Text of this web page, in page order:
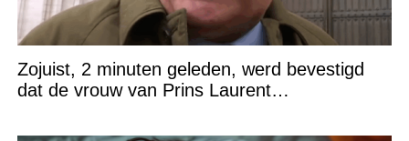
Zojuist, 2 minuten geleden, werd bevestigd
dat de vrouw van Prins Laurent…